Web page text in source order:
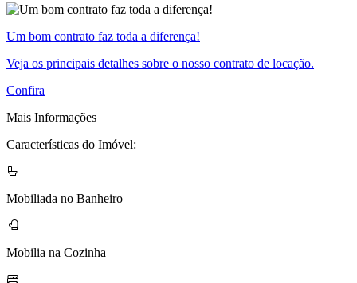
Um bom contrato faz toda a diferença!
Veja os principais detalhes sobre o nosso contrato de locação.
Confira
Mais Informações
Características do Imóvel:
Mobiliada no Banheiro
Mobilia na Cozinha